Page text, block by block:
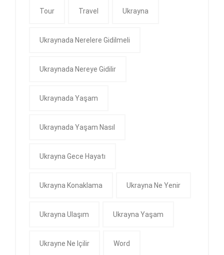
Tour Travel Ukrayna
Ukraynada Nerelere Gidilmeli
Ukraynada Nereye Gidilir
Ukraynada Yaşam
Ukraynada Yaşam Nasıl
Ukrayna Gece Hayatı
Ukrayna Konaklama Ukrayna Ne Yenir
Ukrayna Ulaşım Ukrayna Yaşam
Ukrayne Ne Içilir Word